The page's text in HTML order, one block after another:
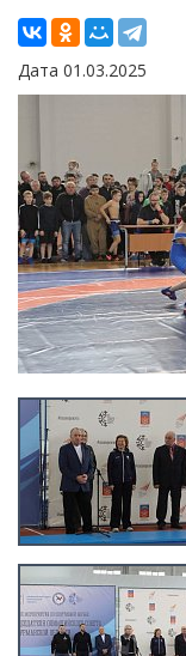
Дата 01.03.2025